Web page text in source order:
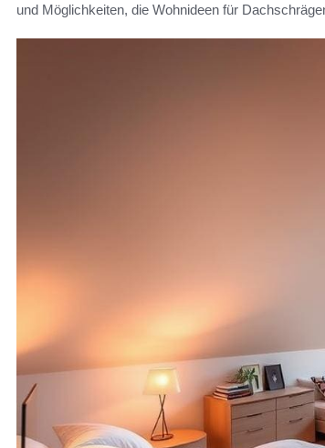
und Möglichkeiten, die Wohnideen für